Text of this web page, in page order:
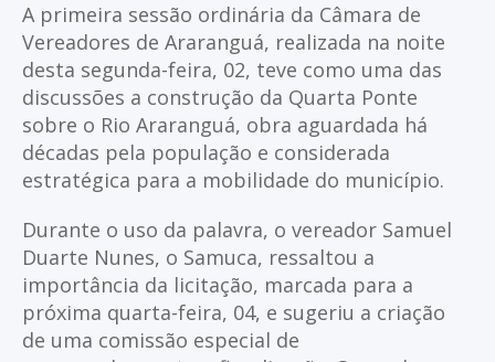
A primeira sessão ordinária da Câmara de
Vereadores de Araranguá, realizada na noite
desta segunda-feira, 02, teve como uma das
discussões a construção da Quarta Ponte
sobre o Rio Araranguá, obra aguardada há
décadas pela população e considerada
estratégica para a mobilidade do município.
Durante o uso da palavra, o vereador Samuel
Duarte Nunes, o Samuca, ressaltou a
importância da licitação, marcada para a
próxima quarta-feira, 04, e sugeriu a criação
de uma comissão especial de